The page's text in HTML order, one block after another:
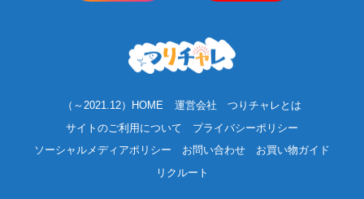
（～2021.12）HOME 運営会社
つりチャレとは
サイトのご利用について
プライバシーポリシー
ソーシャルメディアポリシー
お問い合わせ
お買い物ガイド
リクルート